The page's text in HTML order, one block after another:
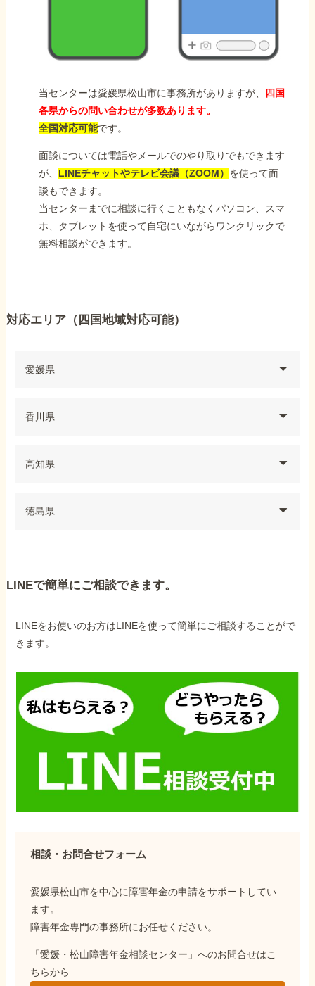
当センターは愛媛県松山市に事務所がありますが、
四国
各県からの問い合わせが多数あります。
全国対応可能です。
面談については電話やメールでのやり取りでもできます
が、 LINEチャットやテレビ会議（ZOOM） を使って面
談もできます。
当センターまでに相談に行くこともなくパソコン、スマ
ホ、タブレットを使って自宅にいながらワンクリックで
無料相談ができます。
対応エリア（四国地域対応可能）
愛媛県
香川県
高知県
徳島県
LINEで簡単にご相談できます。
LINEをお使いのお方はLINEを使って簡単にご相談することがで
きます。
相談・お問合せフォーム
愛媛県松山市を中心に障害年金の申請をサポートしてい
ます。
障害年金専門の事務所にお任せください。
「愛媛・松山障害年金相談センター」へのお問合せはこ
ちらから